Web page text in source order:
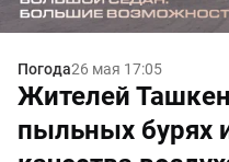
Погода26 мая 17:05
Жителей
пыльных бурях